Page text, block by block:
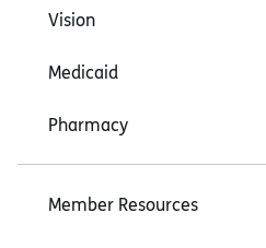
Vision
Medicaid
Pharmacy
Member Resources